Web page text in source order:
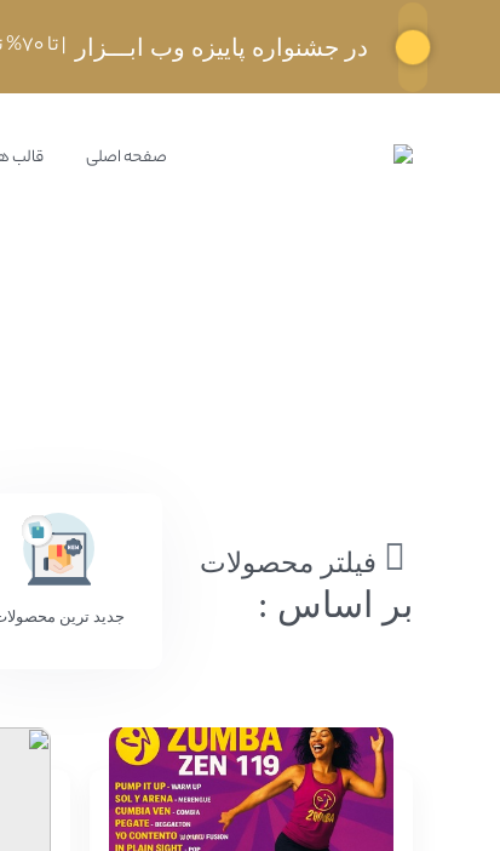
در جشنواره پاییزه وب ابـــزار | تا 70% تخفیف استثنایی
صفحه اصلی قالب
فیلتر محصولات
بر اساس : جدید ترین